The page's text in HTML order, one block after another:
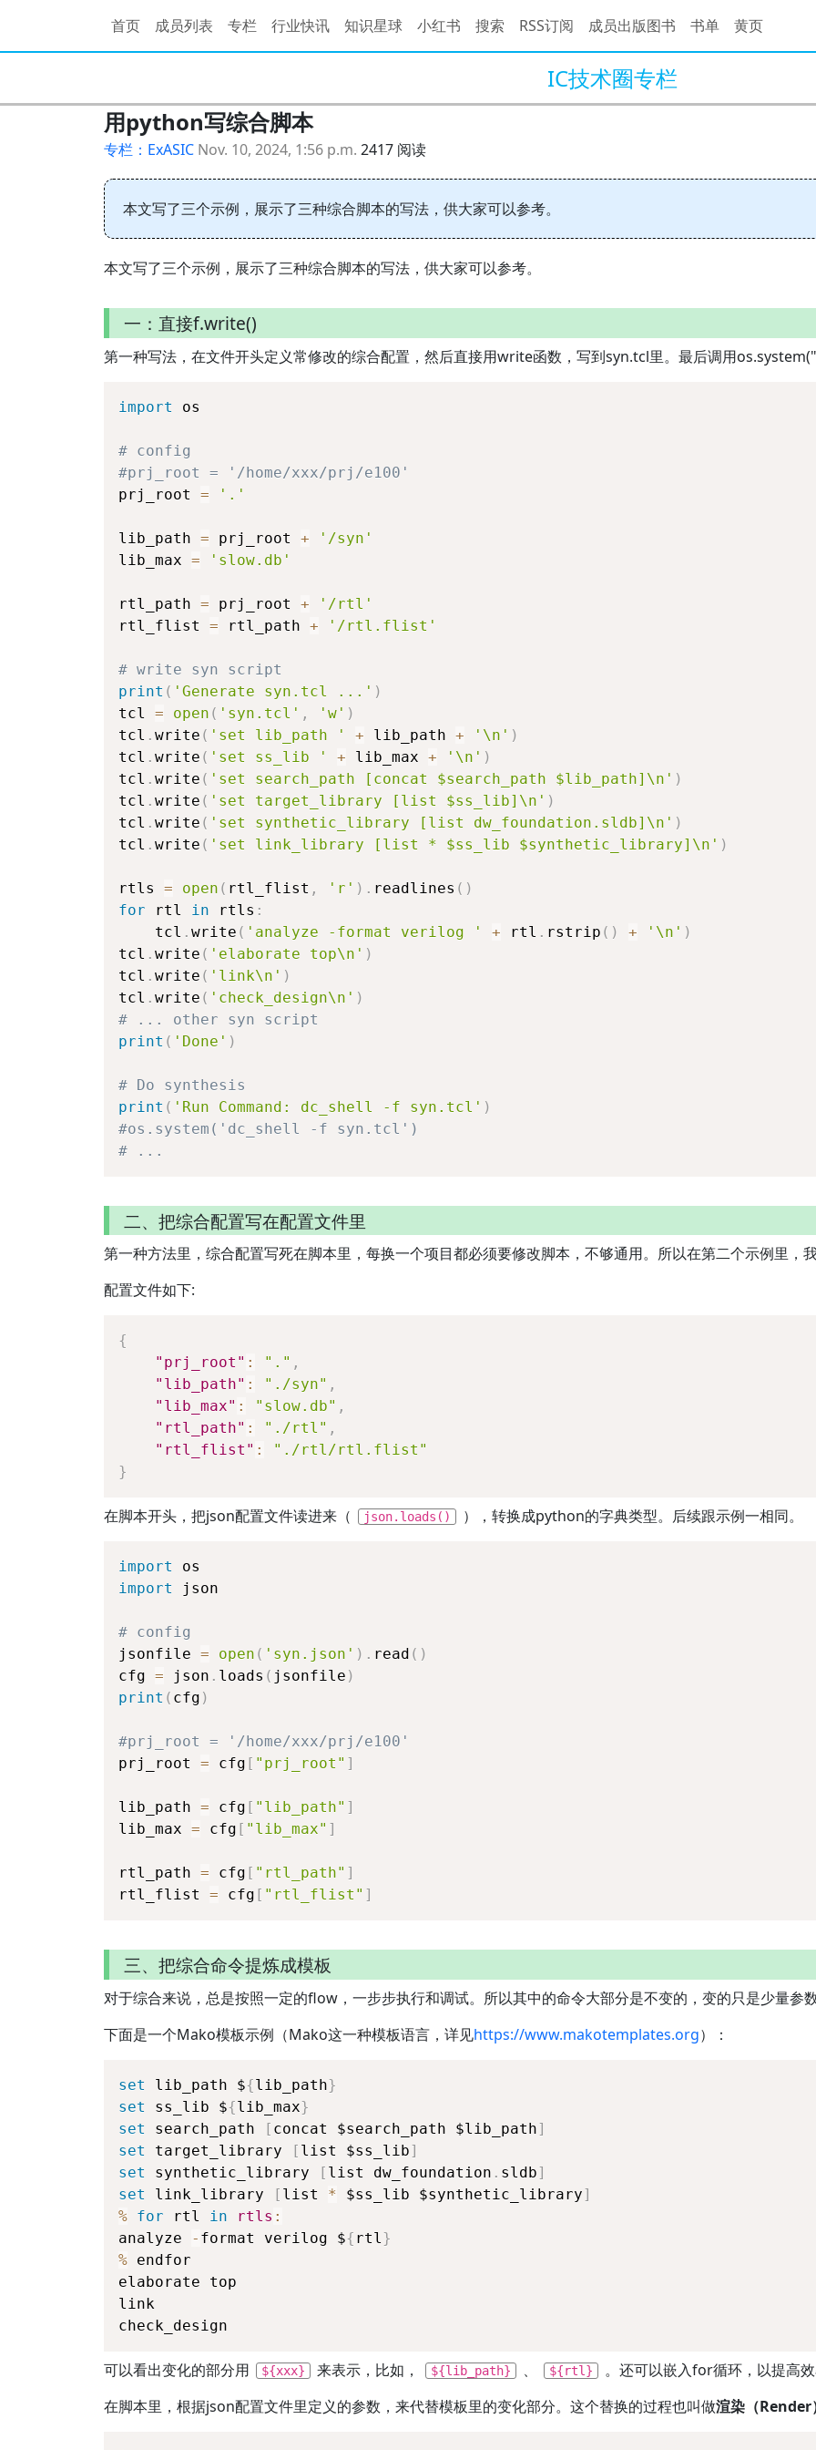
首页 成员列表 专栏 行业快讯 知识星球 小红书 搜索 RSS订阅 成员出版图书 书单 黄页
IC技术圈专栏
用python写综合脚本
专栏：ExASIC Nov. 10, 2024, 1:56 p.m. 2417 阅读
本文写了三个示例，展示了三种综合脚本的写法，供大家可以参考。
本文写了三个示例，展示了三种综合脚本的写法，供大家可以参考。
一：直接f.write()
第一种写法，在文件开头定义常修改的综合配置，然后直接用write函数，写到syn.tcl里。最后调用
import os
# config
#prj_root = '/home/xxx/prj/e100'
prj_root = '.'
lib_path = prj_root +
'/syn'
lib_max = 'slow.db'
rtl_path = prj_root +
'/rtl'
rtl_flist = rtl_path + '/rtl.flist'
# write syn script
print ( 'Generate syn.tcl ...' )
tcl = open ( 'syn.tcl' , 'w' )
tcl . write ( 'set lib_path ' + lib_path + '\n' )
tcl . write ( 'set ss_lib ' + lib_max + '\n' )
tcl . write ( 'set search_path [concat $search_path $lib_path]\n' )
tcl . write ( 'set target_library [list $ss_lib]\n' )
tcl . write ( 'set synthetic_library [list dw_foundation.sldb]\n' )
tcl . write ( 'set link_library [list * $ss_lib $synthetic_library]\n' )
rtls = open ( rtl_flist , 'r' ) . readlines ( )
for rtl in rtls :
    tcl
. write ( 'analyze -format verilog ' + rtl . rstrip ( ) + '\n' )
tcl . write ( 'elaborate top\n' )
tcl . write ( 'link\n' )
tcl . write ( 'check_design\n' )
# ... other syn script
print ( 'Done' )
# Do synthesis
print ( 'Run Command: dc_shell -f syn.tcl' )
#os.system('dc_shell -f syn.tcl')
# ...
二、把综合配置写在配置文件里
第一种方法里，综合配置写死在脚本里，每换一个项目都必须要修改脚本，不够通用。所以在第二个示例里，
配置文件如下:
{
"prj_root" : "." ,
"lib_path" : "./syn" ,
"lib_max" : "slow.db" ,
"rtl_path" : "./rtl" ,
"rtl_flist" :
"./rtl/rtl.flist"
}
在脚本开头，把json配置文件读进来（ json.loads() ），转换成python的字典类型。后续跟示例一相同。
import
os
import
json
# config
jsonfile = open ( 'syn.json' ) . read ( )
cfg = json . loads ( jsonfile )
print ( cfg )
#prj_root = '/home/xxx/prj/e100'
prj_root = cfg [ "prj_root" ]
lib_path = cfg [ "lib_path" ]
lib_max = cfg [ "lib_max" ]
rtl_path = cfg [ "rtl_path" ]
rtl_flist = cfg [ "rtl_flist" ]
三、把综合命令提炼成模板
对于综合来说，总是按照一定的flow，一步步执行和调试。所以其中的命令大部分是不变的，变的只是少量参
下面是一个Mako模板示例（Mako这一种模板语言，详见https://www.makotemplates.org）：
set lib_path ${lib_path}
set
ss_lib ${lib_max}
set
search_path [ concat $search_path $lib_path]
set
target_library [ list $ss_lib]
set
synthetic_library [ list dw_foundation . sldb]
set
link_library [ list * $ss_lib $synthetic_library]
% for rtl in rtls :
analyze
- format verilog ${ rtl}
% endfor
elaborate top
link
check_design
可以看出变化的部分用 ${xxx} 来表示，比如， ${lib_path} 、 ${rtl}
。还可以嵌入for循环，以提高
在脚本里，根据json配置文件里定义的参数，来代替模板里的变化部分。这个替换的过程也叫做渲染（Render